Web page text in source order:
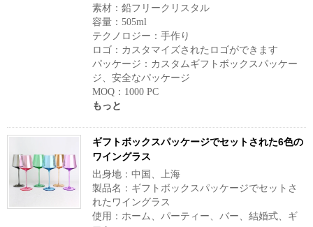
素材：鉛フリークリスタル
容量：505ml
テクノロジー：手作り
ロゴ：カスタマイズされたロゴができます
パッケージ：カスタムギフトボックスパッケー
ジ、安全なパッケージ
MOQ：1000 PC
もっと
ギフトボックスパッケージでセットされた6色の
ワイングラス
出身地：中国、上海
製品名：ギフトボックスパッケージでセットさ
れたワイングラス
使用：ホーム、パーティー、バー、結婚式、ギ